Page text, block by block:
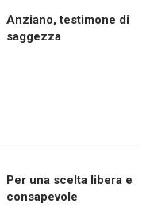
Anziano, testimone di
saggezza
Per una scelta libera e
consapevole